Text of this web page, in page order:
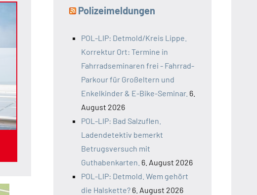
Polizeimeldungen
POL-LIP: Detmold/Kreis Lippe.
Korrektur Ort: Termine in
Fahrradseminaren frei - Fahrrad-
Parkour für Großeltern und
Enkelkinder & E-Bike-Seminar. 6.
August 2026
POL-LIP: Bad Salzuflen.
Ladendetektiv bemerkt
Betrugsversuch mit
Guthabenkarten. 6. August 2026
POL-LIP: Detmold. Wem gehört
die Halskette? 6. August 2026